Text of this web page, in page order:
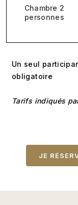
Chambre 2
personnes
Un seul
obligatoire
Tarifs indiqués
JE